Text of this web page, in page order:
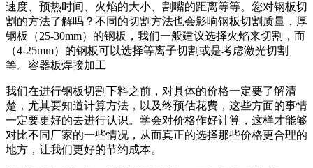
速度、预热时间、火焰的大小、割嘴的距离等等。您对钢板切
割的方法了解吗？不同的切割方法也会影响钢板切割质量，厚
钢板（25-30mm）的钢板，我们一般建议选择火焰来切割，而
（4-25mm）的钢板可以选择等离子切割或是考虑激光切割
等。容器板焊接加工
我们在进行钢板切割下料之前，对具体的价格一定要了解清
楚，尤其要知道计算方法，以及终预估花费，这些方面的事情
一定要更好的去进行认识。学会对价格作好计算，这样才能够
对比不同厂家的一些情况，从而真正的选择那些价格更合理的
地方，让我们更好的节约成本。